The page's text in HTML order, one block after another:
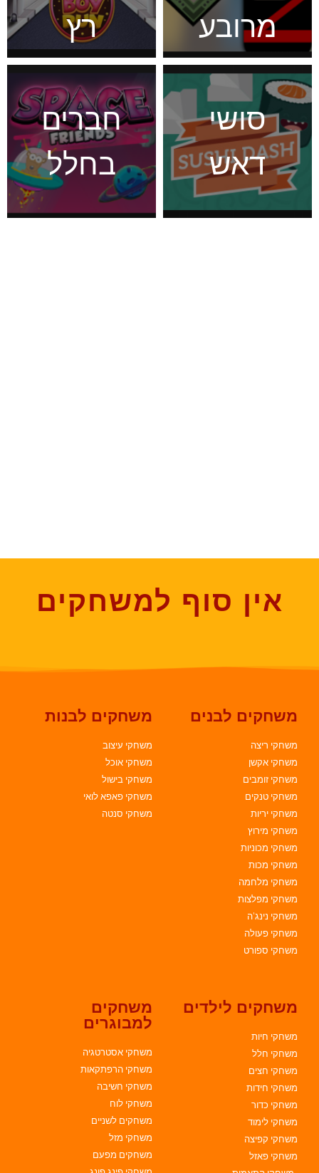
מרובע
רץ
סושי
דאש
חברים
בחלל
אין סוף למשחקים
משחקים לבנים
משחקי ריצה
משחקי אקשן
משחקי זומבים
משחקי טנקים
משחקי יריות
משחקי מירוץ
משחקי מכוניות
משחקי מכות
משחקי מלחמה
משחקי מפלצות
משחקי נינג'ה
משחקי פעולה
משחקי ספורט
משחקים לבנות
משחקי עיצוב
משחקי אוכל
משחקי בישול
משחקי פאפא לואי
משחקי סנטה
משחקים לילדים
משחקי חיות
משחקי חלל
משחקי חצים
משחקי חידות
משחקי כדור
משחקי לימוד
משחקי קפיצה
משחקי פאזל
משחקים
למבוגרים
משחקי אסטרטגיה
משחקי הרפתקאות
משחקי חשיבה
משחקי לוח
משחקים לשניים
משחקי מזל
משחקים מפעם